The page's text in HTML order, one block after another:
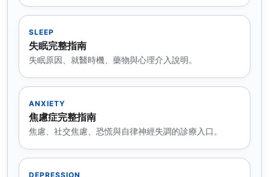
SLEEP
失眠完整指南
失眠原因、就醫時機、藥物與心理介入說明。
ANXIETY
焦慮症完整指南
焦慮、社交焦慮、恐慌與自律神經失調的診療入口。
DEPRESSION